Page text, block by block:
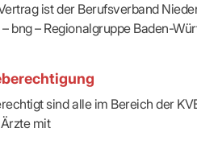
Offen oder gesperrt?
der Ärzte/Therapeuten
ist der Berufsverband
bng – Regionalgruppe Baden-
sind alle im Bereich der
mit